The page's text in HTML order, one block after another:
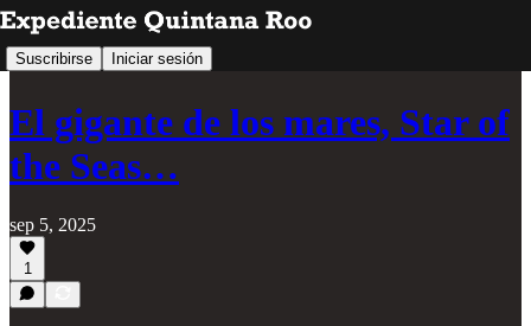
Suscribirse Iniciar sesión
El gigante de los mares, Star of
the Seas…
sep 5, 2025
1